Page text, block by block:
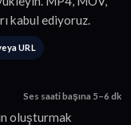
kabul ediyoruz.
URL
Ses saati başına 5–6 dk
oluşturmak